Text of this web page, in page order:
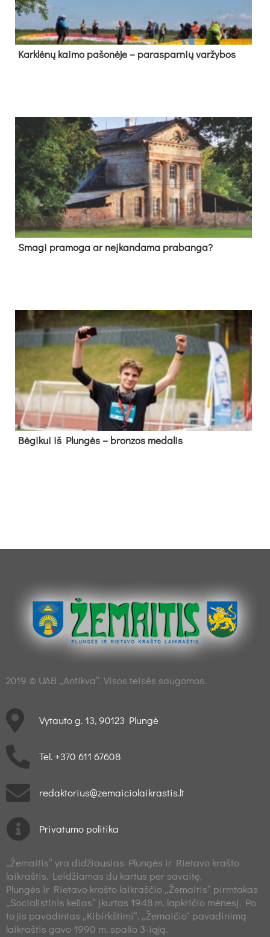
Kark­lė­nų kai­mo pa­šo­nė­je – pa­ras­par­nių var­žy­bos
Sma­gi pra­mo­ga ar neį­kan­da­ma pra­ban­ga?
Bė­gi­kui iš Plun­gės – bron­zos me­da­lis
2019 © UAB „Antikva“. Visos teisės saugomos.
Vytauto g. 13, 90123 Plungė
Tel. +370 611 67608
redaktorius@zemaiciolaikrastis.lt
Privatumo politika
„Žemaitis“ yra didžiausias Plungės ir Rietavo krašto
laikraštis. Leidžiamas du kartus per savaitę.
Plungės ir Rietavo krašto laikraščio „Žemaitis“ pirmtakas
„Socialistinis kelias“ įkurtas 1948 m. lapkričio mėnesį. Po
to jis pavadintas „Kibirkštimi“. „Žemaičio“ pavadinimą
laikraštis gavo 1990 m. spalio 3-iąją.